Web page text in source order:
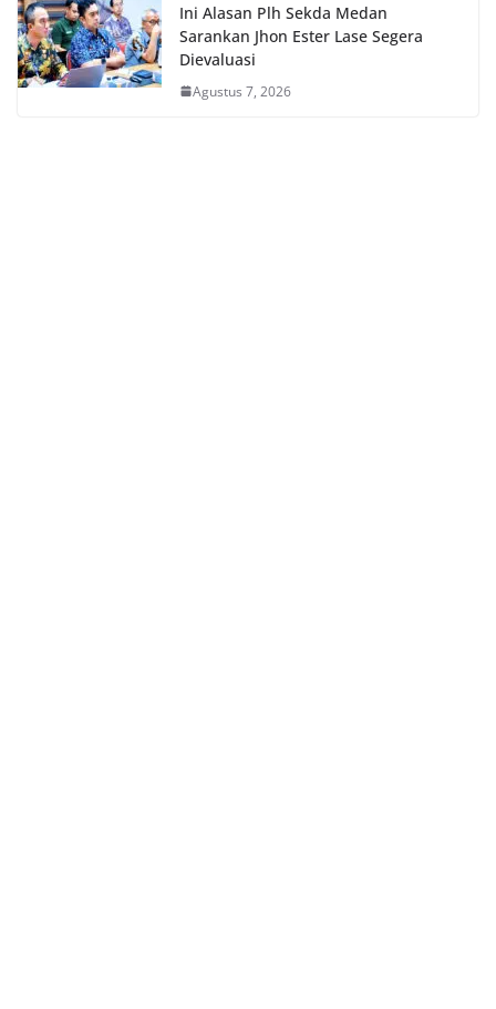
Ini Alasan Plh Sekda Medan
Sarankan Jhon Ester Lase Segera
Dievaluasi
Agustus 7, 2026